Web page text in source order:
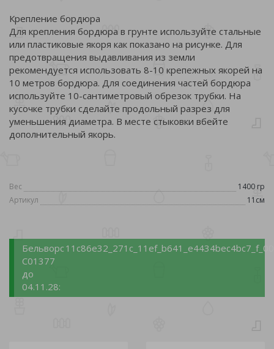
Крепление бордюра
Для крепления бордюра в грунте используйте стальные
или пластиковые якоря как показано на рисунке. Для
предотвращения выдавливания из земли
рекомендуется использовать 8-10 крепежных якорей на
10 метров бордюра. Для соединения частей бордюра
используйте 10-сантиметровый обрезок трубки. На
кусочке трубки сделайте продольный разрез для
уменьшения диаметра. В месте стыковки вбейте
дополнительный якорь.
Вес
1400 гр
Артикул
11см
Бельворс
С01377
до
04.11.28: